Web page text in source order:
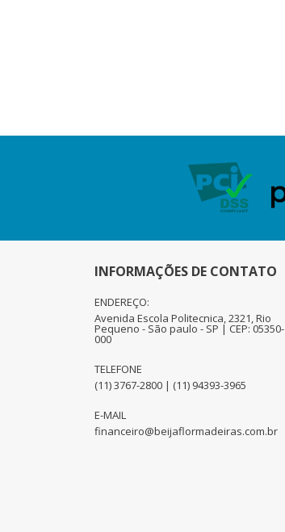
INFORMAÇÕES DE CONTATO
ENDEREÇO:
Avenida Escola Politecnica, 2321, Rio
Pequeno - São paulo - SP | CEP: 05350-
000
TELEFONE
(11) 3767-2800 | (11) 94393-3965
E-MAIL
financeiro@beijaflormadeiras.com.br